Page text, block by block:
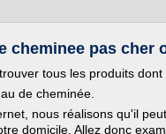
cheminee pas cher
tous les produits
de cheminée.
nous réalisons qu'il
domicile. Allez donc